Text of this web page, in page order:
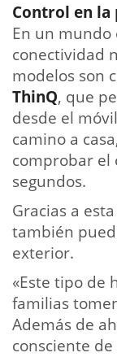
Control en la
En un mundo
conectividad
modelos son
ThinQ, que
desde el
camino a
comprobar el
segundos.
Gracias a
también
exterior.
«Este tipo de
familias
Además de
consciente